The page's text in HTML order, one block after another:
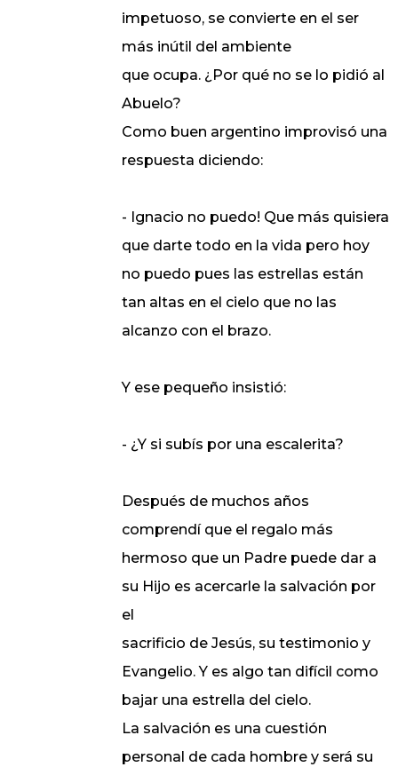
impetuoso, se convierte en el ser
más inútil del ambiente
que ocupa. ¿Por qué no se lo pidió al
Abuelo?
Como buen argentino improvisó una
respuesta diciendo:
- Ignacio no puedo! Que más quisiera
que darte todo en la vida pero hoy
no puedo pues las estrellas están
tan altas en el cielo que no las
alcanzo con el brazo.
Y ese pequeño insistió:
- ¿Y si subís por una escalerita?
Después de muchos años
comprendí que el regalo más
hermoso que un Padre puede dar a
su Hijo es acercarle la salvación por
el
sacrificio de Jesús, su testimonio y
Evangelio. Y es algo tan difícil como
bajar una estrella del cielo.
La salvación es una cuestión
personal de cada hombre y será su